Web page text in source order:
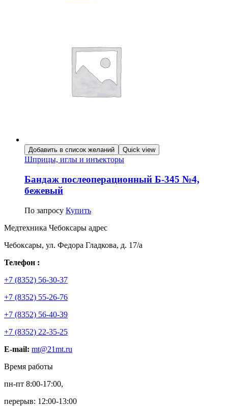
Добавить в список желаний Quick view
Шприцы, иглы и инъекторы
Бандаж послеоперационный Б-345 №4,
бежевый
По запросу Купить
Медтехника Чебоксары адрес
Чебоксары, ул. Федора Гладкова, д. 17/а
Телефон :
+7 (8352) 56-30-37
+7 (8352) 55-26-76
+7 (8352) 56-40-39
+7 (8352) 22-35-25
E-mail: mt@21mt.ru
Время работы
пн-пт 8:00-17:00,
перерыв: 12:00-13:00